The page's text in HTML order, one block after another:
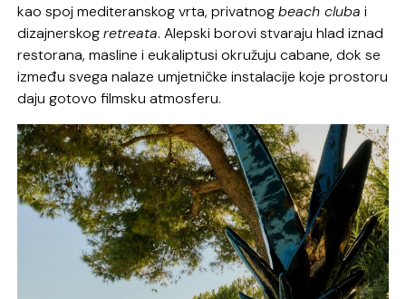
kao spoj mediteranskog vrta, privatnogbeach cluba i
dizajnerskogretreata. Alepski borovi stvaraju hlad iznad
restorana, masline i eukaliptusi okružuju cabane, dok se
između svega nalaze umjetničke instalacije koje prostoru
daju gotovo filmsku atmosferu.